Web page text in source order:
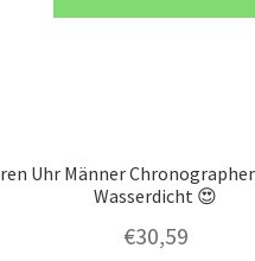
Uhr Männer
Wasserdicht 😍
€30,59